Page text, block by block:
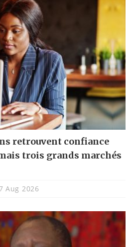
retrouvent confiance
trois grands marchés
Aug 2026